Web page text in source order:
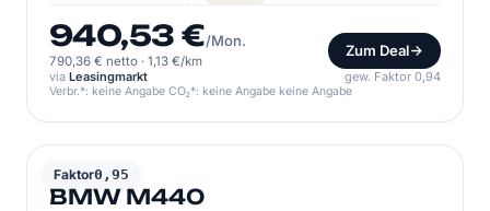
940,53 €/Mon.
790,36 € netto · 1,13 €/km
Zum Deal
via Leasingmarkt gew. Faktor 0,94
Verbr.*: keine Angabe CO₂*: keine Angabe keine Angabe
Faktor0,95
BMW
BMW M440